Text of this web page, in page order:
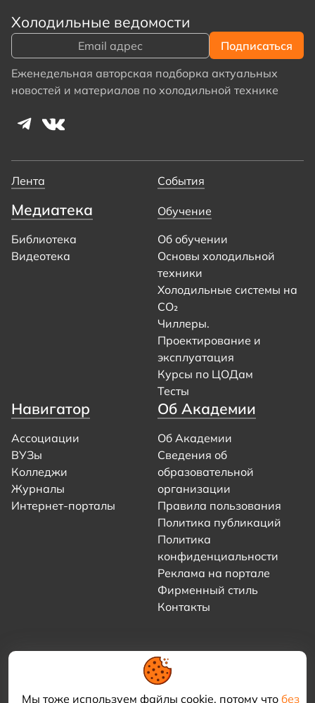
Мы тоже используем файлы cookie, потому что без
Холодильные ведомости
Еженедельная авторская подборка актуальных
новостей и материалов по холодильной технике
Лента События
Медиатека
Библиотека
Видеотека
Обучение
Об обучении
Основы холодильной
техники
Холодильные системы на
CO₂
Чиллеры.
Проектирование и
эксплуатация
Курсы по ЦОДам
Тесты
Навигатор
Ассоциации
ВУЗы
Колледжи
Журналы
Интернет-порталы
Об Академии
Об Академии
Сведения об
образовательной
организации
Правила пользования
Политика публикаций
Политика
конфиденциальности
Реклама на портале
Фирменный стиль
Контакты